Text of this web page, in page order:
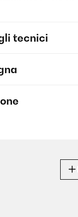
tecnici